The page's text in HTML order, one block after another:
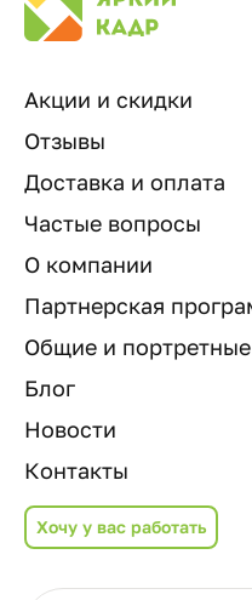
Акции и скидки
Отзывы
Доставка и оплата
Частые вопросы
О компании
Партнерская
Общие и
Блог
Новости
Контакты
Хочу у вас работать